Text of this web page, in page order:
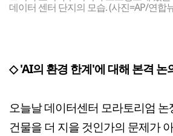
데이터 센터 단지의 모습. (사진=AP/연합
◇ 'AI의 환경 한계'에 대해 본격 논
오늘날 데이터센터 모라토리엄 논
건물을 더 지을 것인가의 문제가